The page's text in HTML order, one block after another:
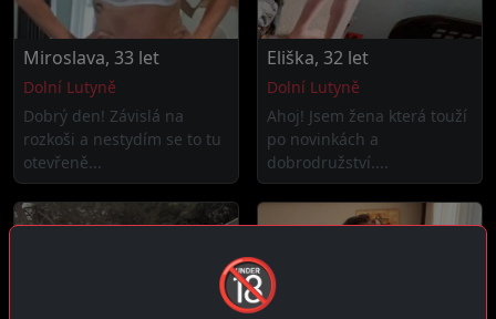
Miroslava, 33 let
Dolní Lutyně
Dobrý den! Závislá na
rozkoši a nestydím se to tu
otevřeně...
Eliška, 32 let
Dolní Lutyně
Ahoj! Jsem žena která touží
po novinkách a
dobrodružství....
🔞